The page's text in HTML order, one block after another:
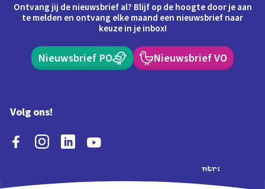
Ontvang jij de nieuwsbrief al? Blijf op de hoogte door je aan
te melden en ontvang elke maand een nieuwsbrief naar
keuze in je inbox!
Nieuwsbrief PO Nieuwsbrief VO
Volg ons!